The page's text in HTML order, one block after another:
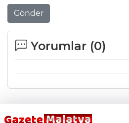
Gönder
Yorumlar (0)